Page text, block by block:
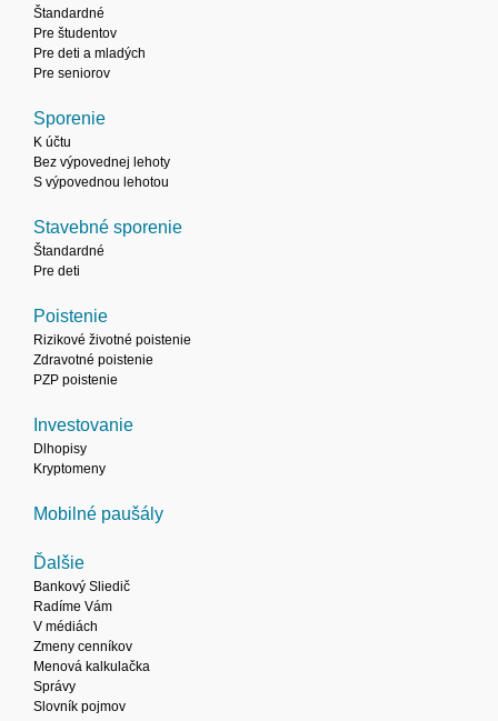
Štandardné
Pre študentov
Pre deti a mladých
Pre seniorov
Sporenie
K účtu
Bez výpovednej lehoty
S výpovednou lehotou
Stavebné sporenie
Štandardné
Pre deti
Poistenie
Rizikové životné poistenie
Zdravotné poistenie
PZP poistenie
Investovanie
Dlhopisy
Kryptomeny
Mobilné paušály
Ďalšie
Bankový Sliedič
Radíme Vám
V médiách
Zmeny cenníkov
Menová kalkulačka
Správy
Slovník pojmov